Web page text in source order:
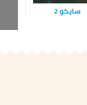
سايكو 2